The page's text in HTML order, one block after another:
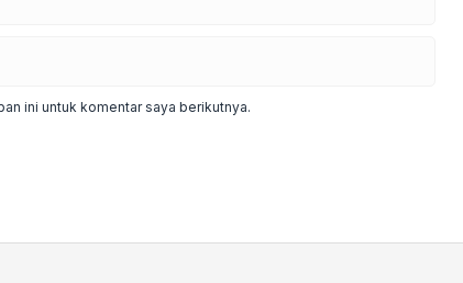
ini untuk komentar saya berikutnya.